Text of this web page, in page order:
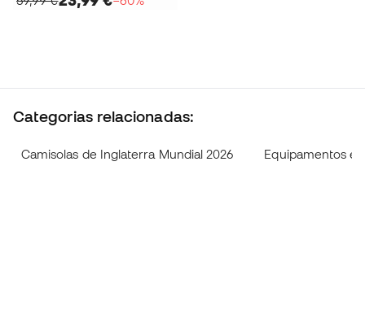
Categorias relacionadas:
Camisolas de Inglaterra Mundial 2026 Equipamentos e